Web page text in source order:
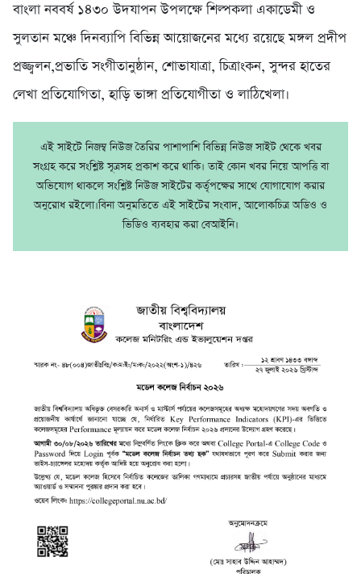
বাংলা নববর্ষ ১৪৩০ উদযাপন উপলক্ষে শিল্পকলা একাডেমী ও
সুলতান মঞ্চে দিনব্যাপি বিভিন্ন আয়োজনের মধ্যে রয়েছে মঙ্গল প্রদীপ
প্রজ্জ্বলন,প্রভাতি সংগীতানুষ্ঠান, শোভাযাত্রা, চিত্রাংকন, সুন্দর হাতের
লেখা প্রতিযোগিতা, হাড়ি ভাঙ্গা প্রতিযোগীতা ও লাঠিখেলা।
এই সাইটে নিজম্ব নিউজ তৈরির পাশাপাশি বিভিন্ন নিউজ সাইট থেকে খবর
সংগ্রহ করে সংশ্লিষ্ট সূত্রসহ প্রকাশ করে থাকি। তাই কোন খবর নিয়ে আপত্তি বা
অভিযোগ থাকলে সংশ্লিষ্ট নিউজ সাইটের কর্তৃপক্ষের সাথে যোগাযোগ করার
অনুরোধ রইলো।বিনা অনুমতিতে এই সাইটের সংবাদ, আলোকচিত্র অডিও ও
ভিডিও ব্যবহার করা বেআইনি।